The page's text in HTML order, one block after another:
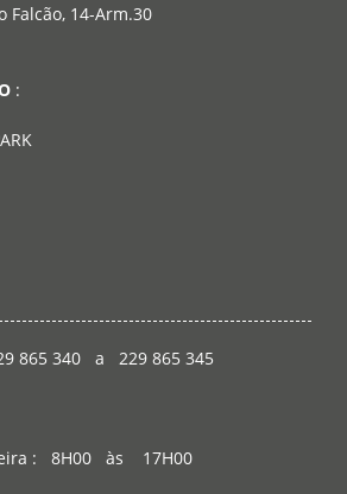
Falcão, 14-Arm.30
:
865 340 a 229 865 345
: 8H00 às 17H00